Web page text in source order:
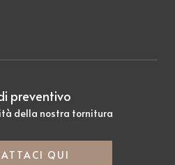
preventivo
della nostra tornitura
QUI